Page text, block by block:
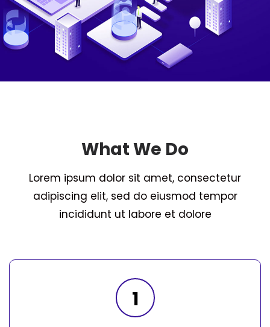
What We Do
Lorem ipsum dolor sit amet, consectetur
adipiscing elit, sed do eiusmod tempor
incididunt ut labore et dolore
1